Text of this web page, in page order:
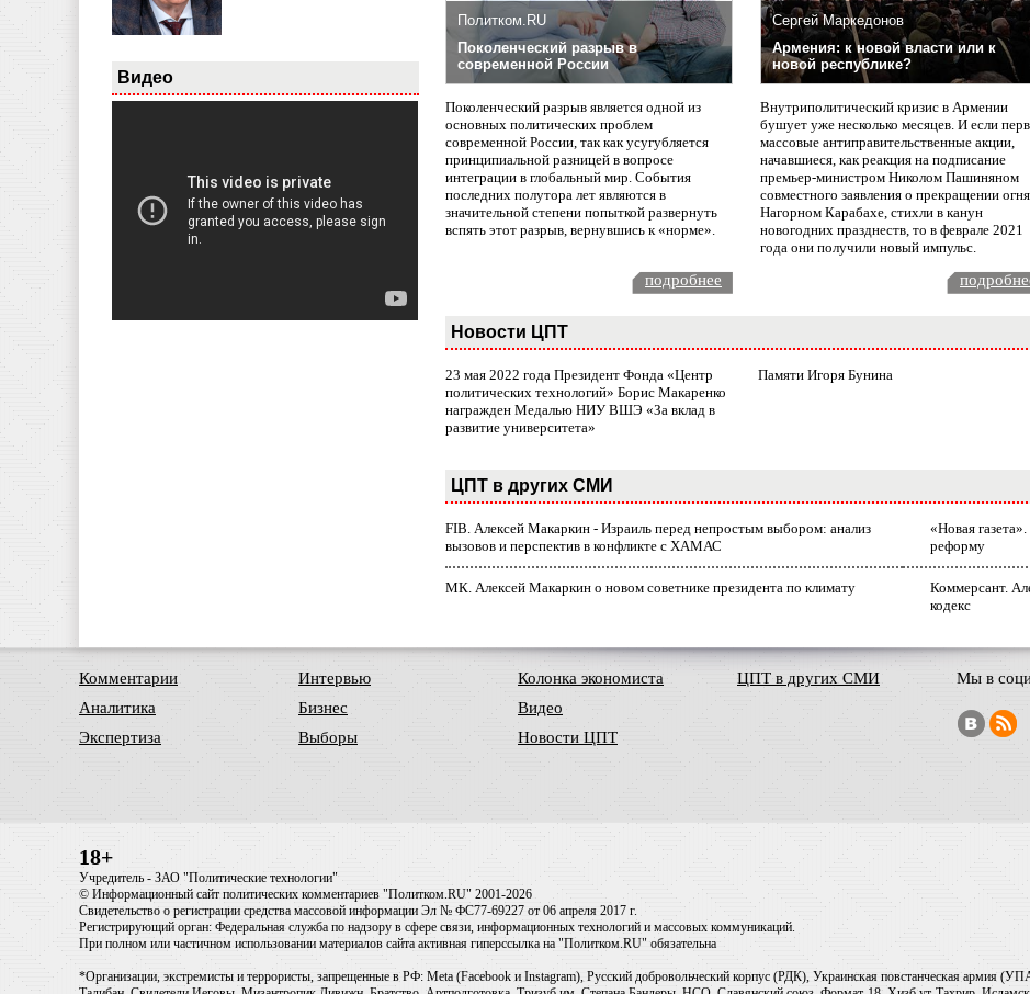
Видео
Политком.RU
Поколенческий разрыв в
современной России
Поколенческий разрыв является одной из
основных политических проблем
современной России, так как усугубляется
принципиальной разницей в вопросе
интеграции в глобальный мир. События
последних полутора лет являются в
значительной степени попыткой развернуть
вспять этот разрыв, вернувшись к «норме».
Сергей Маркедонов
Армения: к новой власти или к
новой республике?
Внутриполитический кризис в Армении
бушует уже несколько месяцев. И если
массовые антиправительственные акции,
начавшиеся, как реакция на подписание
премьер-министром Николом Пашиняном
совместного заявления о прекращении
Нагорном Карабахе, стихли в канун
новогодних празднеств, то в феврале 2021
года они получили новый импульс.
подробнее
Новости ЦПТ
23 мая 2022 года Президент Фонда «Центр
политических технологий» Борис Макаренко
награжден Медалью НИУ ВШЭ «За вклад в
развитие университета»
Памяти Игоря Бунина
ЦПТ в других СМИ
FIB. Алексей Макаркин - Израиль перед непростым выбором: анализ
вызовов и перспектив в конфликте с ХАМАС
«Новая
реформу
МК. Алексей Макаркин о новом советнике президента по климату
Коммерсант.
кодекс
Комментарии
Аналитика
Экспертиза
Интервью
Бизнес
Выборы
Колонка экономиста
Видео
Новости ЦПТ
ЦПТ в других СМИ Мы в
18+
Учредитель - ЗАО "Политические технологии"
© Информационный сайт политических комментариев "Политком.RU" 2001-2026
Свидетельство о регистрации средства массовой информации Эл № ФС77-69227 от 06 апреля 2017 г.
Регистрирующий орган: Федеральная служба по надзору в сфере связи, информационных технологий и массовых коммуникаций.
При полном или частичном использовании материалов сайта активная гиперссылка на "Политком.RU" обязательна
*Организации, экстремисты и террористы, запрещенные в РФ: Meta (Facebook и Instagram), Русский добровольческий корпус (РДК), Украинская повстанческая армия